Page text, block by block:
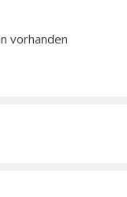
vorhanden